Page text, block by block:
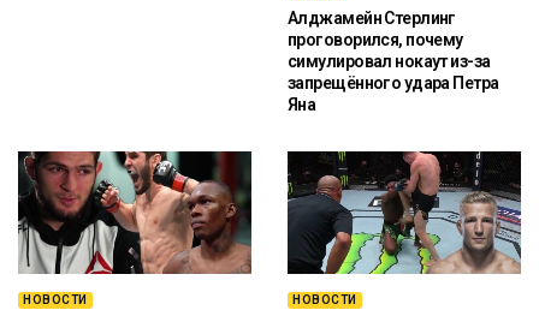
Алджамейн Стерлинг
проговорился, почему
симулировал нокаут из-за
запрещённого удара Петра
Яна
НОВОСТИ НОВОСТИ